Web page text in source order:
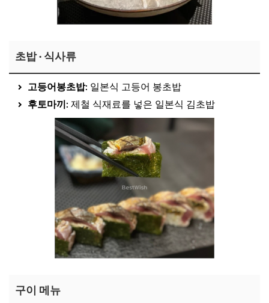
초밥 · 식사류
고등어봉초밥: 일본식 고등어 봉초밥
후토마끼: 제철 식재료를 넣은 일본식 김초밥
구이 메뉴